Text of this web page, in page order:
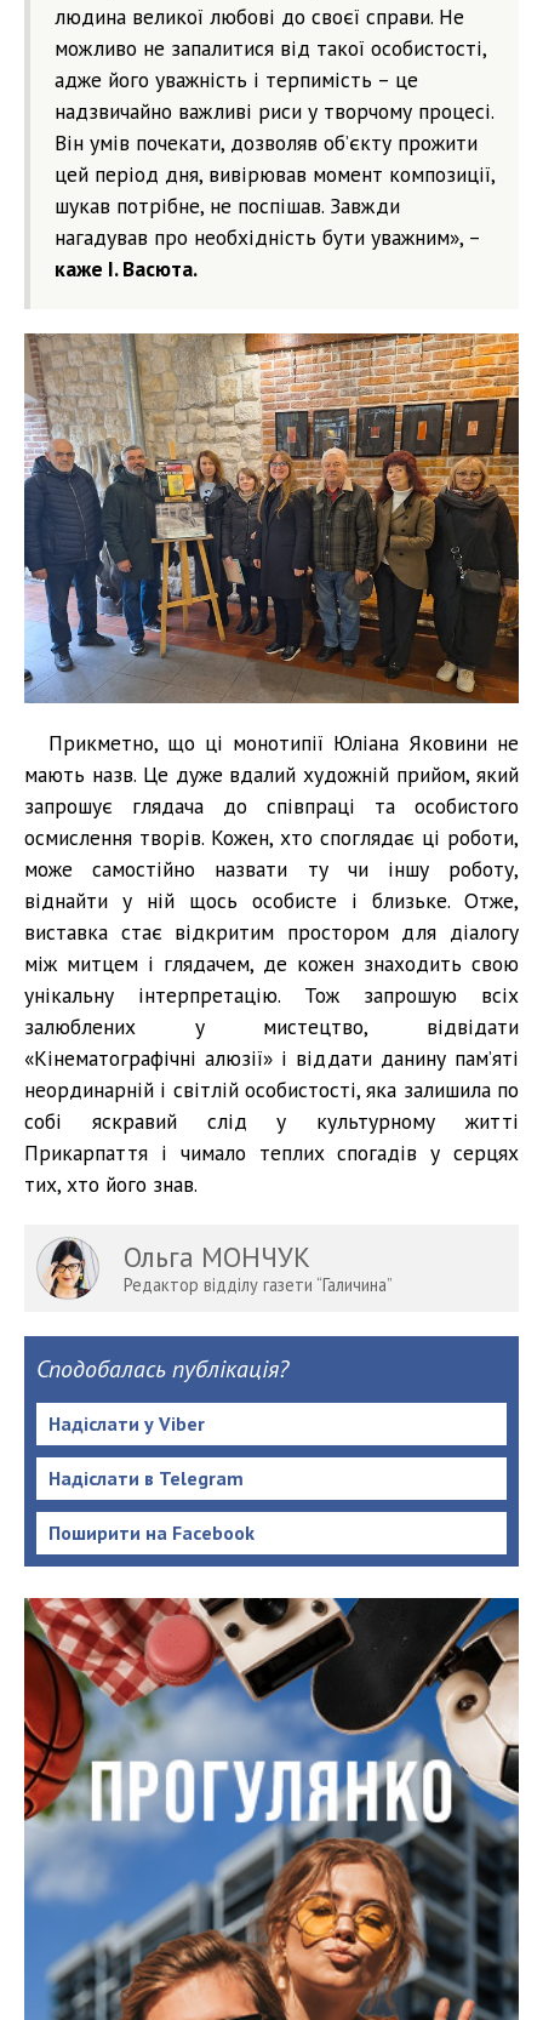
людина великої любові до своєї справи. Не
можливо не запалитися від такої особистості,
адже його уважність і терпимість – це
надзвичайно важливі риси у творчому процесі.
Він умів почекати, дозволяв об’єкту прожити
цей період дня, вивірював момент композиції,
шукав потрібне, не поспішав. Завжди
нагадував про необхідність бути уважним», –
каже І. Васюта.
Прикметно, що ці монотипії Юліана Яковини не
мають назв. Це дуже вдалий художній прийом, який
запрошує глядача до співпраці та особистого
осмислення творів. Кожен, хто споглядає ці роботи,
може самостійно назвати ту чи іншу роботу,
віднайти у ній щось особисте і близьке. Отже,
виставка стає відкритим простором для діалогу
між митцем і глядачем, де кожен знаходить свою
унікальну інтерпретацію. Тож запрошую всіх
залюблених у мистецтво, відвідати
«Кінематографічні алюзії» і віддати данину пам’яті
неординарній і світлій особистості, яка залишила по
собі яскравий слід у культурному житті
Прикарпаття і чимало теплих спогадів у серцях
тих, хто його знав.
Ольга МОНЧУК
Редактор відділу газети “Галичина”
Сподобалась публікація?
Надіслати у Viber
Надіслати в Telegram
Поширити на Facebook